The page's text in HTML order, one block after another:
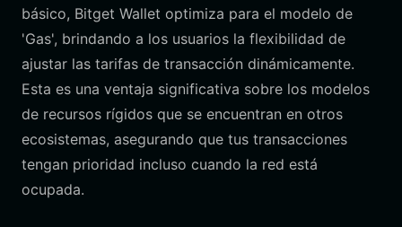
básico, Bitget Wallet optimiza para el modelo de
'Gas', brindando a los usuarios la flexibilidad de
ajustar las tarifas de transacción dinámicamente.
Esta es una ventaja significativa sobre los modelos
de recursos rígidos que se encuentran en otros
ecosistemas, asegurando que tus transacciones
tengan prioridad incluso cuando la red está
ocupada.